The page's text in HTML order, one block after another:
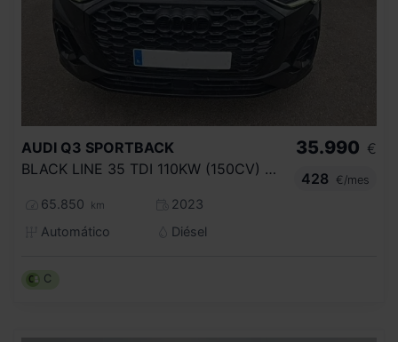
AUDI Q3 SPORTBACK
BLACK LINE 35 TDI 110KW (150CV) S TRONIC
65.850 km
2023
Automático
Diésel
35.990 €
428
€/mes
C